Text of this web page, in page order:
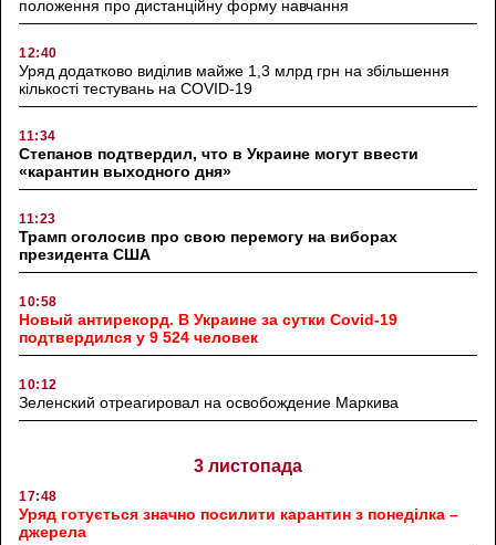
положення про дистанційну форму навчання
12:40
Уряд додатково виділив майже 1,3 млрд грн на збільшення
кількості тестувань на COVID-19
11:34
Степанов подтвердил, что в Украине могут ввести
«карантин выходного дня»
11:23
Трамп оголосив про свою перемогу на виборах
президента США
10:58
Новый антирекорд. В Украине за сутки Covid-19
подтвердился у 9 524 человек
10:12
Зеленский отреагировал на освобождение Маркива
3 листопада
17:48
Уряд готується значно посилити карантин з понеділка –
джерела